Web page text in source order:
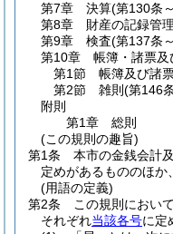
第7章
決算(第130条
第8章
財産の記録管理
第9章
検査(第137条
第10章
帳簿・諸票及
第1節
帳簿及び諸
第2節
雑則 (第146
附則
第1章
総則
(この規則の趣旨)
第1条
本市の金銭会計
定めがあるもののほか
(用語の定義)
第2条
この規則において
それぞれ当該各号に定